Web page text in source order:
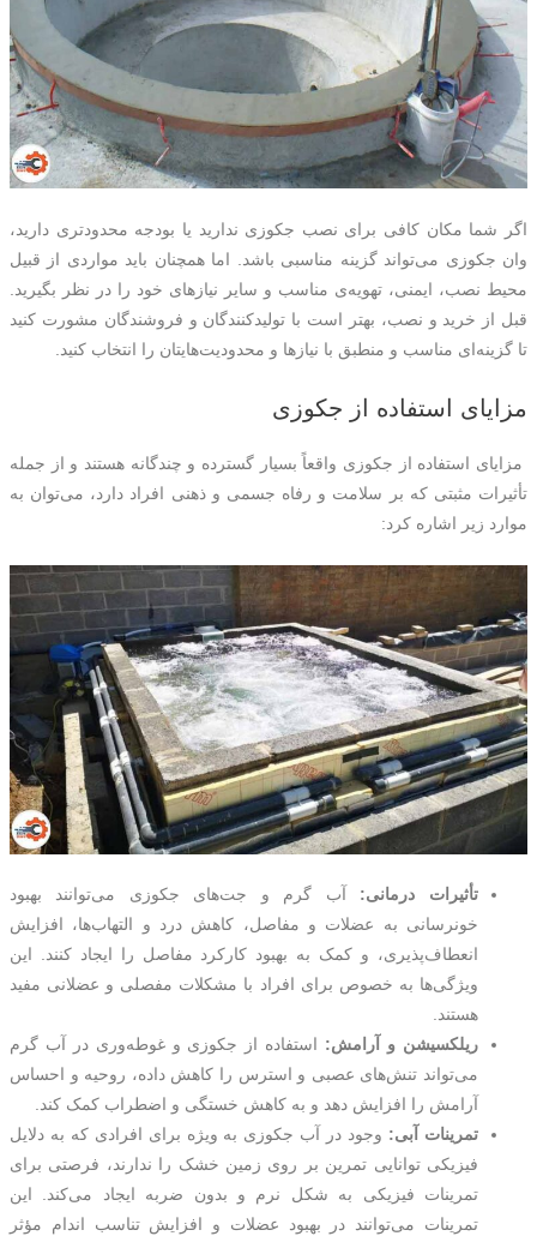
اگر شما مکان کافی برای نصب جکوزی ندارید یا بودجه محدودتری دارید،
وان جکوزی می‌تواند گزینه مناسبی باشد. اما همچنان باید مواردی از قبیل
محیط نصب، ایمنی، تهویه‌ی مناسب و سایر نیازهای خود را در نظر بگیرید.
قبل از خرید و نصب، بهتر است با تولیدکنندگان و فروشندگان مشورت کنید
تا گزینه‌ای مناسب و منطبق با نیازها و محدودیت‌هایتان را انتخاب کنید.
مزایای استفاده از جکوزی
مزایای استفاده از جکوزی واقعاً بسیار گسترده و چندگانه هستند و از جمله
تأثیرات مثبتی که بر سلامت و رفاه جسمی و ذهنی افراد دارد، می‌توان به
موارد زیر اشاره کرد:
تأثیرات درمانی: آب گرم و جت‌های جکوزی می‌توانند بهبود
خونرسانی به عضلات و مفاصل، کاهش درد و التهاب‌ها، افزایش
انعطاف‌پذیری، و کمک به بهبود کارکرد مفاصل را ایجاد کنند. این
ویژگی‌ها به خصوص برای افراد با مشکلات مفصلی و عضلانی مفید
هستند.
ریلکسیشن و آرامش: استفاده از جکوزی و غوطه‌وری در آب گرم
می‌تواند تنش‌های عصبی و استرس را کاهش داده، روحیه و احساس
آرامش را افزایش دهد و به کاهش خستگی و اضطراب کمک کند.
تمرینات آبی: وجود در آب جکوزی به ویژه برای افرادی که به دلایل
فیزیکی توانایی تمرین بر روی زمین خشک را ندارند، فرصتی برای
تمرینات فیزیکی به شکل نرم و بدون ضربه ایجاد می‌کند. این
تمرینات می‌توانند در بهبود عضلات و افزایش تناسب اندام مؤثر